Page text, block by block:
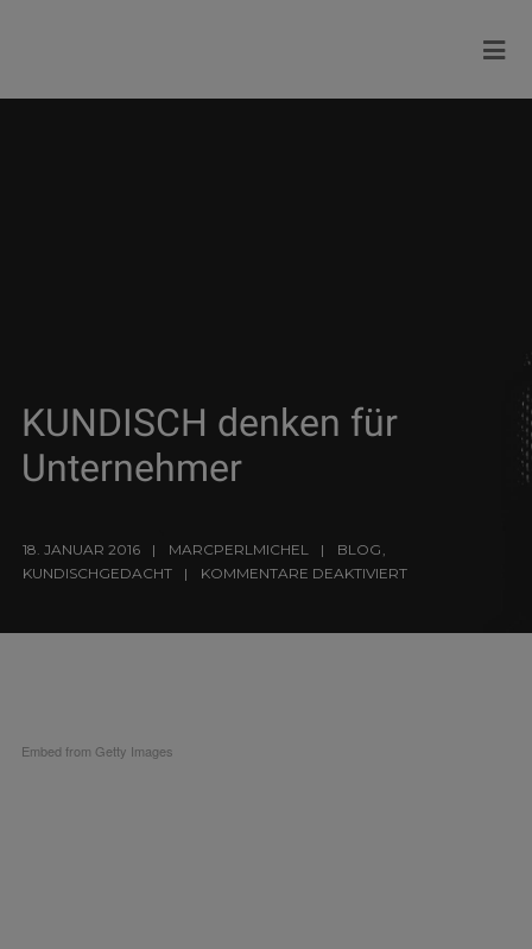
KUNDISCH denken für
Unternehmer
18. JANUAR 2016 MARCPERLMICHEL BLOG ,
KUNDISCHGEDACHT
KOMMENTARE DEAKTIVIERT
Embed from Getty Images